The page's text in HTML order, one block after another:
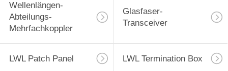
Wellenlängen-
Abteilungs-
Mehrfachkoppler
Glasfaser-
Transceiver
LWL Patch Panel LWL Termination Box